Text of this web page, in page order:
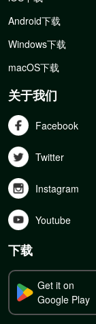
Android下载
Windows下载
macOS下载
关于我们
Facebook
Twitter
Instagram
Youtube
下载
Get it on
Google Play